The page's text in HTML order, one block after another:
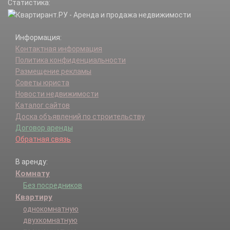
Бирево д.
Боблово д.
Болдыриха д.
Большое Щапово д.
Борис-Глеб д.
Борисово д.
Борихино д.
Борки д.
Борозда д.
Бортниково д.
Бортницы д.
Борщево с.
Василево д.
Васильевское-Соймоново д.
Васильково д.
Ватолино д.
Введенское д.
Вельмогово д.
Статистика:
Информация:
Контактная информация
Политика конфиденциальности
Размещение рекламы
Советы юриста
Новости недвижимости
Каталог сайтов
Доска объявлений по строительству
Договор аренды
Обратная связь
В аренду:
Комнату
Без посредников
Квартиру
однокомнатную
двухкомнатную